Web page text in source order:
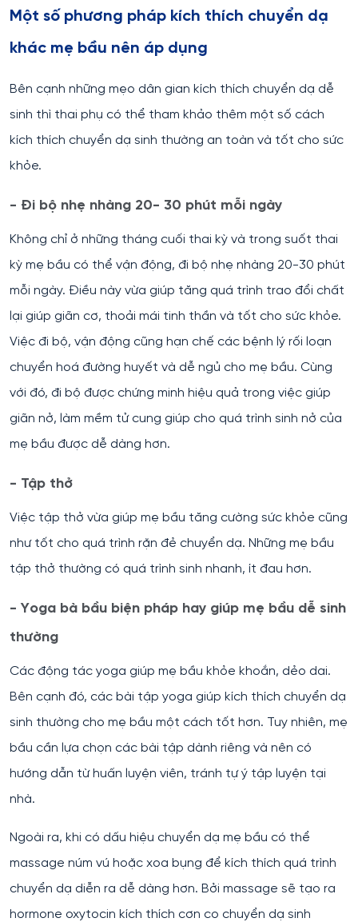
Một số phương pháp kích thích chuyển dạ
khác mẹ bầu nên áp dụng
Bên cạnh những mẹo dân gian kích thích chuyển dạ dễ
sinh thì thai phụ có thể tham khảo thêm một số cách
kích thích chuyển dạ sinh thường an toàn và tốt cho sức
khỏe.
- Đi bộ nhẹ nhàng 20- 30 phút mỗi ngày
Không chỉ ở những tháng cuối thai kỳ và trong suốt thai
kỳ mẹ bầu có thể vận động, đi bộ nhẹ nhàng 20-30 phút
mỗi ngày. Điều này vừa giúp tăng quá trình trao đổi chất
lại giúp giãn cơ, thoải mái tinh thần và tốt cho sức khỏe.
Việc đi bộ, vận động cũng hạn chế các bệnh lý rối loạn
chuyển hoá đường huyết và dễ ngủ cho mẹ bầu. Cùng
với đó, đi bộ được chứng minh hiệu quả trong việc giúp
giãn nở, làm mềm tử cung giúp cho quá trình sinh nở của
mẹ bầu được dễ dàng hơn.
- Tập thở
Việc tập thở vừa giúp mẹ bầu tăng cường sức khỏe cũng
như tốt cho quá trình rặn đẻ chuyển dạ. Những mẹ bầu
tập thở thường có quá trình sinh nhanh, ít đau hơn.
- Yoga bà bầu biện pháp hay giúp mẹ bầu dễ sinh
thường
Các động tác yoga giúp mẹ bầu khỏe khoắn, dẻo dai.
Bên cạnh đó, các bài tập yoga giúp kích thích chuyển dạ
sinh thường cho mẹ bầu một cách tốt hơn. Tuy nhiên, mẹ
bầu cần lựa chọn các bài tập dành riêng và nên có
hướng dẫn từ huấn luyện viên, tránh tự ý tập luyện tại
nhà.
Ngoài ra, khi có dấu hiệu chuyển dạ mẹ bầu có thể
massage núm vú hoặc xoa bụng để kích thích quá trình
chuyển dạ diễn ra dễ dàng hơn. Bởi massage sẽ tạo ra
hormone oxytocin kích thích cơn co chuyển dạ sinh